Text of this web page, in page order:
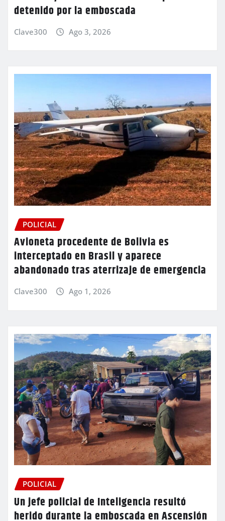
detenido por la emboscada
Clave300 Ago 3, 2026
POLICIAL
Avioneta procedente de Bolivia es
interceptado en Brasil y aparece
abandonado tras aterrizaje de emergencia
Clave300 Ago 1, 2026
POLICIAL
Un jefe policial de Inteligencia resultó
herido durante la emboscada en Ascensión